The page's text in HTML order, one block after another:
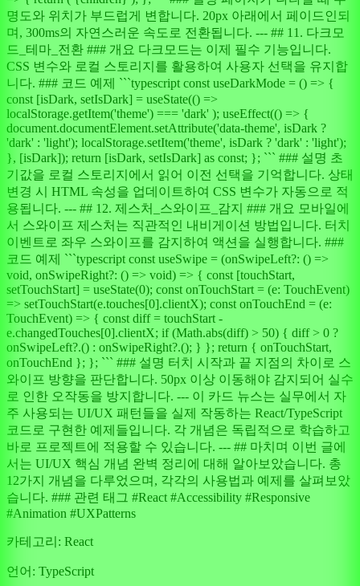
명도와 위치가 부드럽게 변합니다. 20px 아래에서 페이드인되
며, 300ms의 자연스러운 속도로 전환됩니다. --- ## 11. 다크모
드_테마_전환 ### 개요 다크모드는 이제 필수 기능입니다.
CSS 변수와 로컬 스토리지를 활용하여 사용자 선택을 유지합
니다. ### 코드 예제 ```typescript const useDarkMode = () => {
const [isDark, setIsDark] = useState(() =>
localStorage.getItem('theme') === 'dark' ); useEffect(() => {
document.documentElement.setAttribute('data-theme', isDark ?
'dark' : 'light'); localStorage.setItem('theme', isDark ? 'dark' : 'light');
}, [isDark]); return [isDark, setIsDark] as const; }; ``` ### 설명 초
기값을 로컬 스토리지에서 읽어 이전 선택을 기억합니다. 상태
변경 시 HTML 속성을 업데이트하여 CSS 변수가 자동으로 적
용됩니다. --- ## 12. 제스처_스와이프_감지 ### 개요 모바일에
서 스와이프 제스처는 직관적인 내비게이션 방법입니다. 터치
이벤트로 좌우 스와이프를 감지하여 액션을 실행합니다. ###
코드 예제 ```typescript const useSwipe = (onSwipeLeft?: () =>
void, onSwipeRight?: () => void) => { const [touchStart,
setTouchStart] = useState(0); const onTouchStart = (e: TouchEvent)
=> setTouchStart(e.touches[0].clientX); const onTouchEnd = (e:
TouchEvent) => { const diff = touchStart -
e.changedTouches[0].clientX; if (Math.abs(diff) > 50) { diff > 0 ?
onSwipeLeft?.() : onSwipeRight?.(); } }; return { onTouchStart,
onTouchEnd }; }; ``` ### 설명 터치 시작과 끝 지점의 차이로 스
와이프 방향을 판단합니다. 50px 이상 이동해야 감지되어 실수
로 인한 오작동을 방지합니다. --- 이 카드 뉴스는 실무에서 자
주 사용되는 UI/UX 패턴들을 실제 작동하는 React/TypeScript
코드로 구현한 예제들입니다. 각 개념은 독립적으로 학습하고
바로 프로젝트에 적용할 수 있습니다. --- ## 마치며 이번 글에
서는 UI/UX 핵심 개념 완벽 정리에 대해 알아보았습니다. 총
12가지 개념을 다루었으며, 각각의 사용법과 예제를 살펴보았
습니다. ### 관련 태그 #React #Accessibility #Responsive
#Animation #UXPatterns
카테고리: React
언어: TypeScript